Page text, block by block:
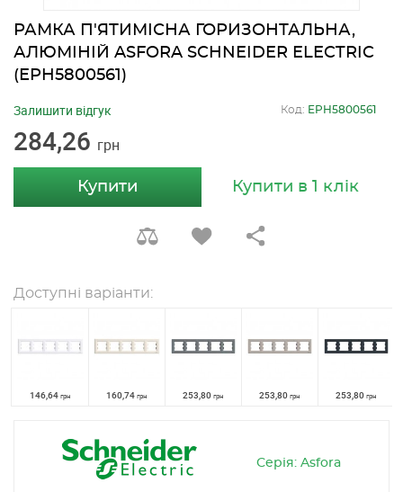
РАМКА П'ЯТИМІСНА ГОРИЗОНТАЛЬНА,
АЛЮМІНІЙ ASFORA SCHNEIDER ELECTRIC
(EPH5800561)
284,26 грн
Залишити відгук Код: EPH5800561
Купити Купити в 1 клік
Доступні варіанти:
146,64 грн 160,74 грн 253,80 грн 253,80 грн 253,80 грн
Серія: Asfora